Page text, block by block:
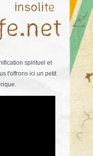
spirituel et
t'offrons ici un petit